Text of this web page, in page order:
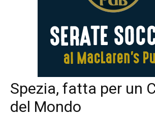
Spezia, fatta per un
del Mondo